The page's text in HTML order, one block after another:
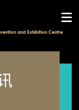
and Exhibition Centre